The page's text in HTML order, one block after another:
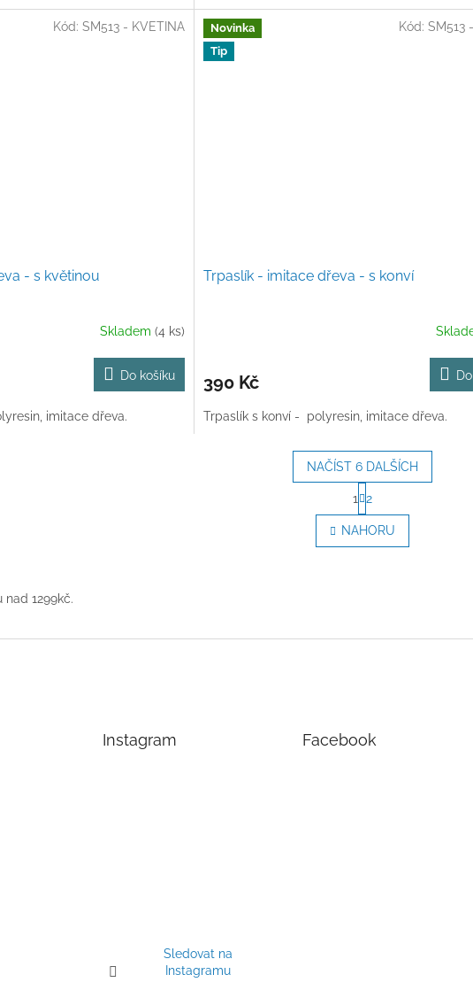
- s květinou
Skladem(4 ks)
Do košíku
imitace dřeva.
Kód:SM513 - KVETINA
Novinka
Tip
Trpaslík - imitace dřeva - s konví
390 Kč
Trpaslík s konví - polyresin, imitace dřeva.
Kód: SM513
O
v
l
p
ý
NAČÍST 6 DALŠÍCH
t
r
á
n
í
1 2
NAHORU
1299kč.
Instagram
Sledovat na
Instagramu
Facebook